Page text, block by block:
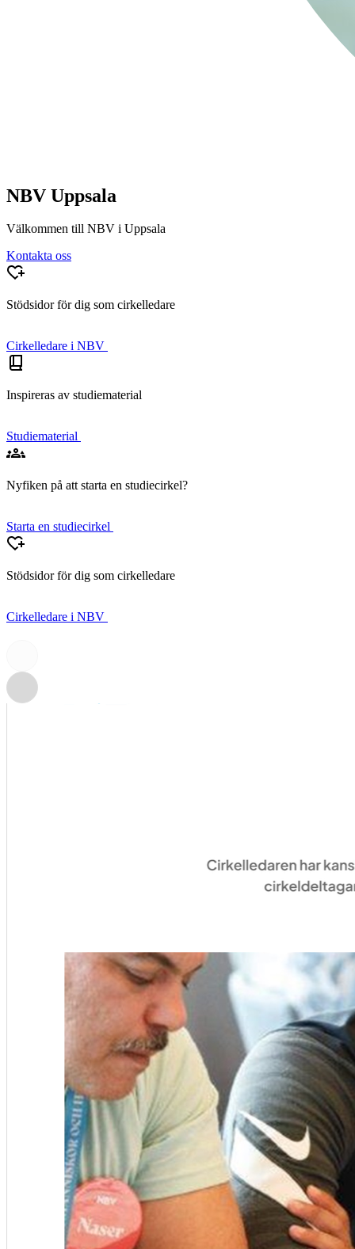
NBV Uppsala
Välkommen till NBV i Uppsala
Kontakta oss
Stödsidor för dig som cirkelledare
Cirkelledare i NBV
Inspireras av studiematerial
Studiematerial
Nyfiken på att starta en studiecirkel?
Starta en studiecirkel
Stödsidor för dig som cirkelledare
Cirkelledare i NBV